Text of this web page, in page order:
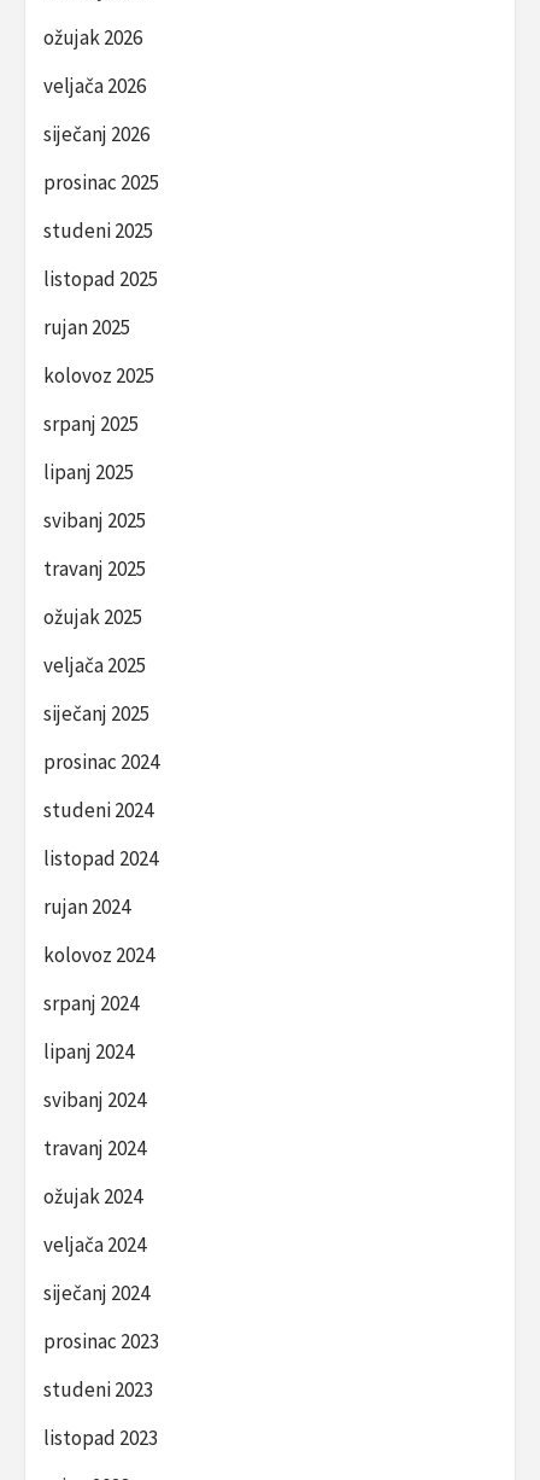
ožujak 2026
veljača 2026
siječanj 2026
prosinac 2025
studeni 2025
listopad 2025
rujan 2025
kolovoz 2025
srpanj 2025
lipanj 2025
svibanj 2025
travanj 2025
ožujak 2025
veljača 2025
siječanj 2025
prosinac 2024
studeni 2024
listopad 2024
rujan 2024
kolovoz 2024
srpanj 2024
lipanj 2024
svibanj 2024
travanj 2024
ožujak 2024
veljača 2024
siječanj 2024
prosinac 2023
studeni 2023
listopad 2023